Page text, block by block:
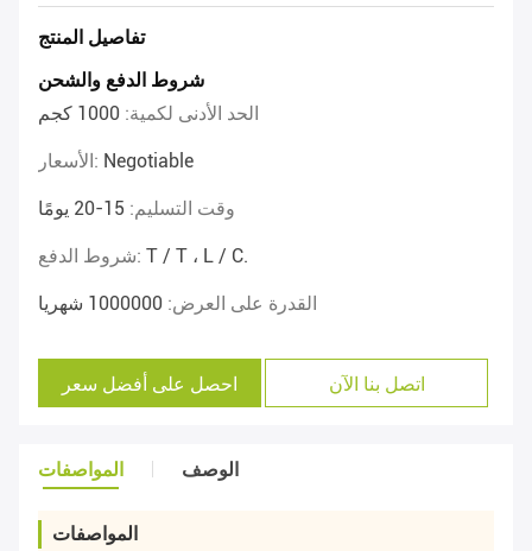
تفاصيل المنتج
شروط الدفع والشحن
الحد الأدنى لكمية: 1000 كجم
الأسعار: Negotiable
وقت التسليم: 15-20 يومًا
شروط الدفع: T / T ، L / C.
القدرة على العرض: 1000000 شهريا
احصل على أفضل سعر اتصل بنا الآن
المواصفات الوصف
المواصفات